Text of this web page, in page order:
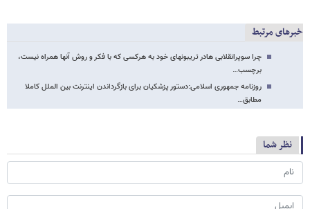
خبرهای مرتبط
چرا سوپرانقلابی هادر تریبونهای خود به هرکسی که با فکر و روش آنها همراه نیست،
برچسب…
روزنامه جمهوری اسلامی:دستور پزشکیان برای بازگرداندن اینترنت بین الملل کاملا
مطابق…
نظر شما